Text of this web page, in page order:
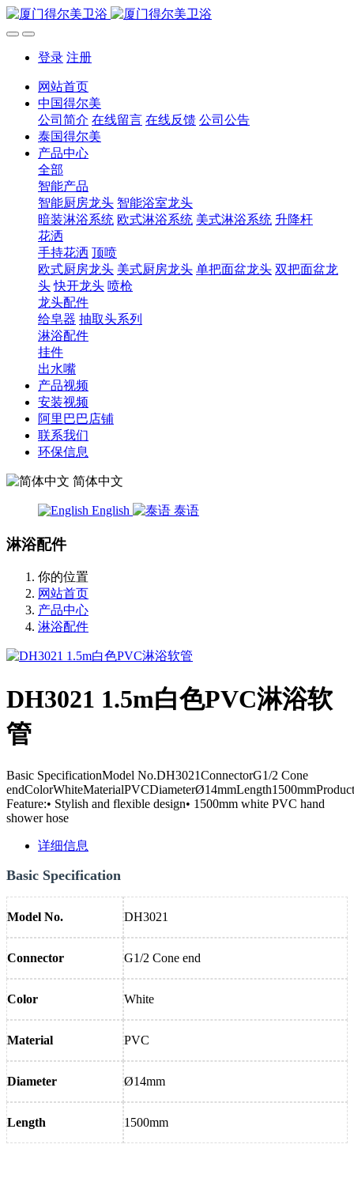
登录 注册
网站首页
中国得尔美
公司简介 在线留言 在线反馈 公司公告
泰国得尔美
产品中心
全部
智能产品
智能厨房龙头 智能浴室龙头
暗装淋浴系统 欧式淋浴系统 美式淋浴系统 升降杆
花洒
手持花洒 顶喷
欧式厨房龙头 美式厨房龙头 单把面盆龙头 双把面盆龙
头 快开龙头 喷枪
龙头配件
给皂器 抽取头系列
淋浴配件
挂件
出水嘴
产品视频
安装视频
阿里巴巴店铺
联系我们
环保信息
简体中文
English 泰语
淋浴配件
你的位置
网站首页
产品中心
淋浴配件
DH3021 1.5m白色PVC淋浴软
管
Basic SpecificationModel No.DH3021ConnectorG1/2 Cone
endColorWhiteMaterialPVCDiameterØ14mmLength1500mmProduct
Feature:• Stylish and flexible design• 1500mm white PVC hand
shower hose
详细信息
Basic Specification
Model No. DH3021
Connector G1/2 Cone end
Color White
Material PVC
Diameter Ø14mm
Length 1500mm